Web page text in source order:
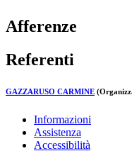
Afferenze
Referenti
GAZZARUSO CARMINE
Informazioni
Assistenza
Accessibilità